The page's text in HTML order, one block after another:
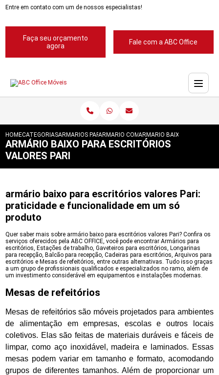
Entre em contato com um de nossos especialistas!
Faça seu orçamento
agora
Fale com a ABC Office
HOMECATEGORIASARMARIOS PARA ESCRITORIOS
ARMARIO COM MESA PARA ESCRITORIO
ARMARIO BAIXO PARA
ARMÁRIO BAIXO PARA ESCRITÓRIOS
VALORES PARI
armário baixo para escritórios valores Pari:
praticidade e funcionalidade em um só
produto
Quer saber mais sobre armário baixo para escritórios valores Pari? Confira os
serviços oferecidos pela ABC OFFICE, você pode encontrar Armários para
escritórios, Estações de trabalho, Gaveteiros para escritórios, Longarinas
para recepção, Balcão para recepção, Cadeiras para escritórios, Arquivos para
escritórios e Mesas de refeitórios, entre outras alternativas. Tudo isso graças
a um grupo de profissionais qualificados e especializados no ramo, além de
um investimento considerável em equipamentos e instalações modernas.
Mesas de refeitórios
Mesas de refeitórios são móveis projetados para ambientes
de alimentação em empresas, escolas e outros locais
coletivos. Elas são feitas de materiais duráveis e fáceis de
limpar, como aço inoxidável, madeira e laminados. Essas
mesas podem variar em tamanho e formato, acomodando
grupos de diferentes tamanhos. Além de proporcionar um